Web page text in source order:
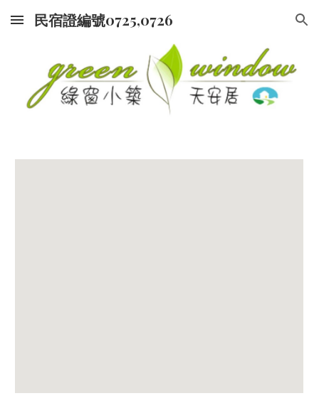
Skip to main content Skip to navigation
民宿證編號0725,0726